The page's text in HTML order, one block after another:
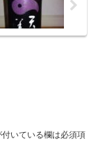
付いている欄は必須項